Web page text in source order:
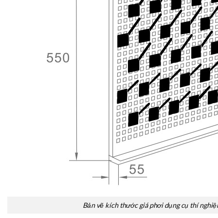
Bản vẽ kích thước giá phơi dụng cụ thí